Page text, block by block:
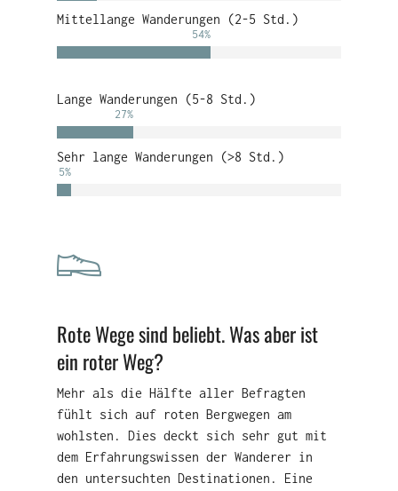
Mittellange Wanderungen (2-5 Std.)
54%
Lange Wanderungen (5-8 Std.)
27%
Sehr lange Wanderungen (>8 Std.)
5%
Rote Wege sind beliebt. Was aber ist
ein roter Weg?
Mehr als die Hälfte aller Befragten
fühlt sich auf roten Bergwegen am
wohlsten. Dies deckt sich sehr gut mit
dem Erfahrungswissen der Wanderer in
den untersuchten Destinationen. Eine